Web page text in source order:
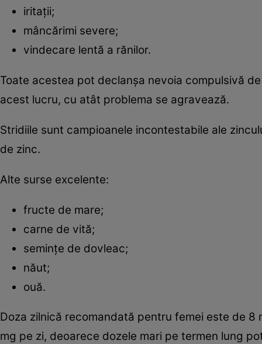
iritații;
mâncărimi severe;
vindecare lentă a rănilor.
Toate acestea pot declanșa nevoia compulsivă
acest lucru, cu atât problema se agravează.
Stridiile sunt campioanele incontestabile ale
de zinc.
Alte surse excelente:
fructe de mare;
carne de vită;
semințe de dovleac;
năut;
ouă.
Doza zilnică recomandată pentru femei este de
mg pe zi, deoarece dozele mari pe termen lung